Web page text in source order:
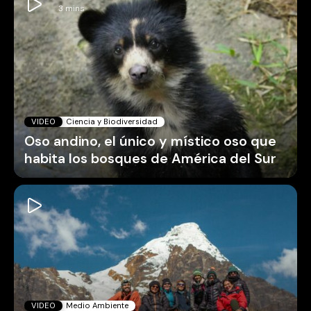
VIDEO Ciencia y Biodiversidad
Oso andino, el único y místico oso que
habita los bosques de América del Sur
VIDEO Medio Ambiente